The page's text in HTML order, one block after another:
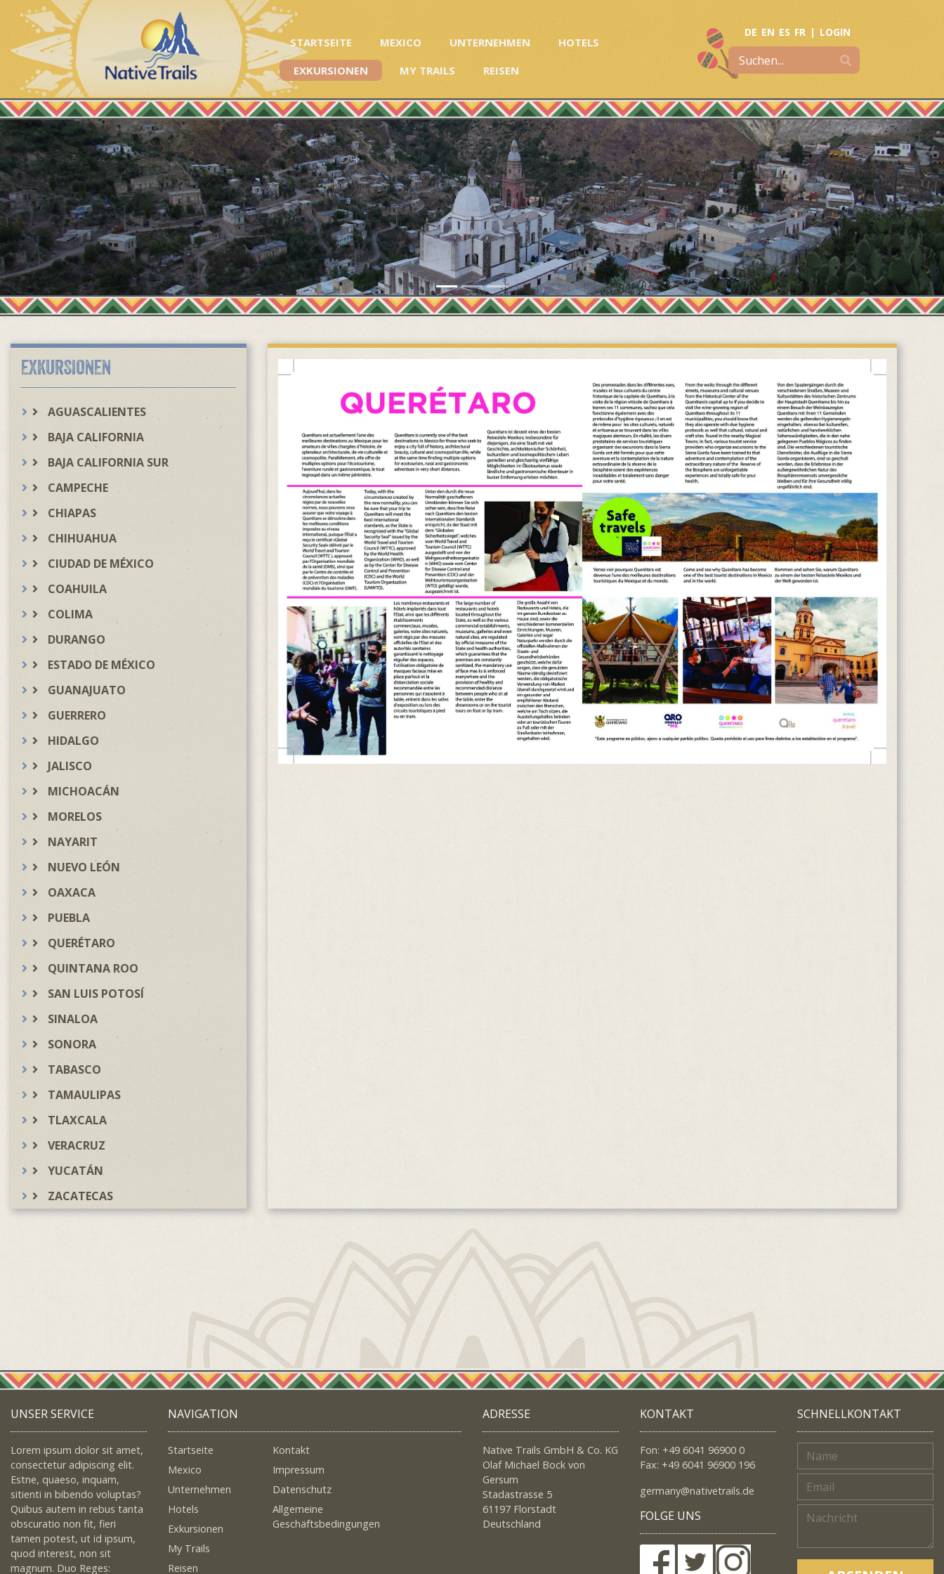
STARTSEITE MEXICO UNTERNEHMEN
HOTELS
EXKURSIONEN
MY TRAILS REISEN
DE EN ES FR | LOGIN
EXKURSIONEN
AGUASCALIENTES
BAJA CALIFORNIA
BAJA CALIFORNIA SUR
CAMPECHE
CHIAPAS
CHIHUAHUA
CIUDAD DE MÉXICO
COAHUILA
COLIMA
DURANGO
ESTADO DE MÉXICO
GUANAJUATO
GUERRERO
HIDALGO
JALISCO
MICHOACÁN
MORELOS
NAYARIT
NUEVO LEÓN
OAXACA
PUEBLA
QUERÉTARO
QUINTANA ROO
SAN LUIS POTOSÍ
SINALOA
SONORA
TABASCO
TAMAULIPAS
TLAXCALA
VERACRUZ
YUCATÁN
ZACATECAS
UNSER SERVICE
Lorem ipsum dolor sit amet,
consectetur adipiscing elit.
Estne, quaeso, inquam,
sitienti in bibendo voluptas?
Quibus autem in rebus tanta
obscuratio non fit, fieri
tamen potest, ut id ipsum,
quod interest, non sit
magnum. Duo Reges:
NAVIGATION
Startseite
Mexico
Unternehmen
Hotels
Exkursionen
My Trails
Reisen
Kontakt
Impressum
Datenschutz
Allgemeine
Geschäftsbedingungen
ADRESSE
Native Trails GmbH & Co. KG
Olaf Michael Bock von
Gersum
Stadastrasse 5
61197 Florstadt
Deutschland
KONTAKT
Fon: +49 6041 96900 0
Fax: +49 6041 96900 196
germany@nativetrails.de
FOLGE UNS
SCHNELLKONTAKT